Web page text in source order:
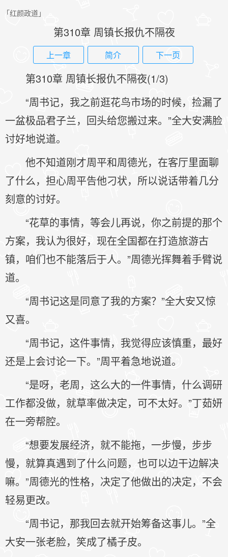
「红颜政道」
第310章 周镇长报仇不隔夜
上一章 简介 下一页
第310章 周镇长报仇不隔夜(1/3)
“周书记，我之前逛花鸟市场的时候，捡漏了
一盆极品君子兰，回头给您搬过来。”全大安满脸
讨好地说道。
他不知道刚才周平和周德光，在客厅里面聊
了什么，担心周平告他刁状，所以说话带着几分
刻意的讨好。
“花草的事情，等会儿再说，你之前提的那个
方案，我认为很好，现在全国都在打造旅游古
镇，咱们也不能落后于人。”周德光挥舞着手臂说
道。
“周书记这是同意了我的方案？”全大安又惊
又喜。
“周书记，这件事情，我觉得应该慎重，最好
还是上会讨论一下。”周平着急地说道。
“是呀，老周，这么大的一件事情，什么调研
工作都没做，就草率做决定，可不太好。”丁茹妍
在一旁帮腔。
“想要发展经济，就不能拖，一步慢，步步
慢，就算真遇到了什么问题，也可以边干边解决
嘛。”周德光的性格，决定了他做出的决定，不会
轻易更改。
“周书记，那我回去就开始筹备这事儿。”全
大安一张老脸，笑成了橘子皮。